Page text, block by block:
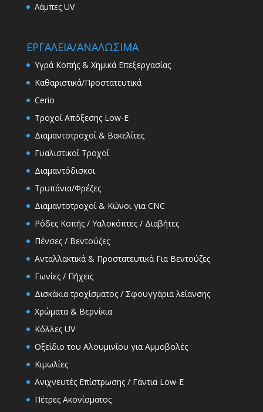
Λάμπες UV
ΕΡΓΑΛΕΙΑ/ΑΝΑΛΩΣΙΜΑ
Υγρά Κοπής & Χημικά Επεξεργασίας
Καθαριστικά/Προστατευτικά
Cerio
Τροχοί Απόξεσης Low-E
Διαμαντοτροχοί & Βακελίτες
Γυαλιστικοί Τροχοί
Διαμαντόδισκοι
Τρυπάνια/Φρέζες
Διαμαντοτροχοί & Κώνοι για CNC
Ρόδες Κοπής / Υαλοκόπτες / Διαβήτες
Πένσες / Βεντούζες
Ανταλλακτικά & Προστατευτικά Για Βεντούζες
Γωνίες / Πήχεις
Δισκάκια τροχίσματος / Σφουγγάρια λείανσης
Χρώματα & Βερνίκια
Κόλλες UV
Οξείδιο του Αλουμινίου για Αμμοβολές
Κιμωλίες
Ανιχνευτές Επίστρωσης / Γάντια Low-E
Πέτρες Ακονίσματος